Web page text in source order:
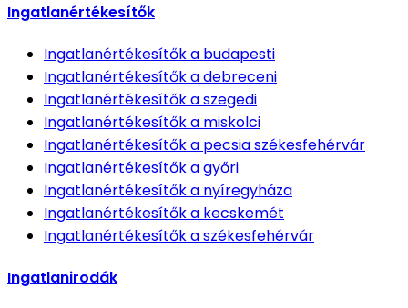
Ingatlanértékesítők
Ingatlanértékesítőka budapesti
Ingatlanértékesítőka debreceni
Ingatlanértékesítőka szegedi
Ingatlanértékesítőka miskolci
Ingatlanértékesítőka pecsia székesfehérvár
Ingatlanértékesítőka győri
Ingatlanértékesítőka nyíregyháza
Ingatlanértékesítőka kecskemét
Ingatlanértékesítőka székesfehérvár
Ingatlanirodák